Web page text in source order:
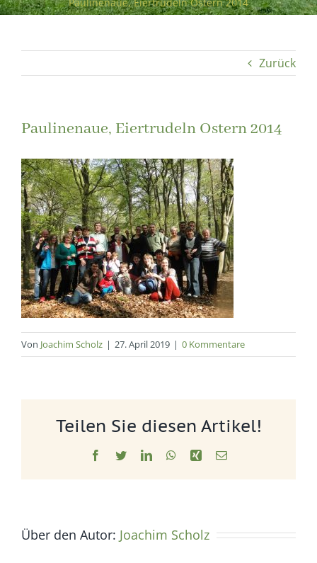
Zurück
Paulinenaue, Eiertrudeln Ostern 2014
Von Joachim Scholz | 27. April 2019 | 0 Kommentare
Teilen Sie diesen Artikel!
Facebook
TwitterLinkedInWhatsApp
Xing E-
Über den Autor: Joachim Scholz